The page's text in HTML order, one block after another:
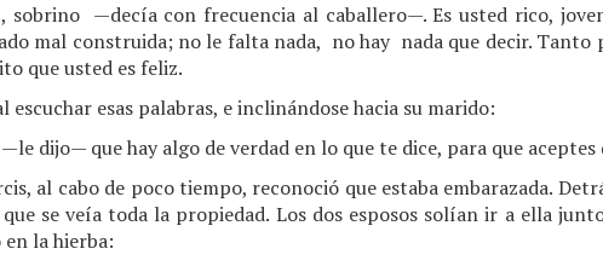
sobrino —decía con frecuencia al caballero—. Es usted rico,
mal construida; no le falta nada, no hay nada que decir. Tanto
que usted es feliz.
escuchar esas palabras, e inclinándose hacia su marido:
dijo— que hay algo de verdad en lo que te dice, para que aceptes
al cabo de poco tiempo, reconoció que estaba embarazada.
se veía toda la propiedad. Los dos esposos solían ir a ella
la hierba: